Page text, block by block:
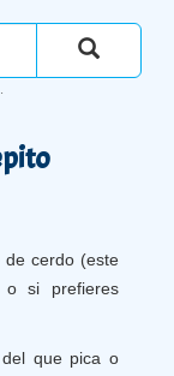
.
de cerdo (este
si prefieres
que pica o